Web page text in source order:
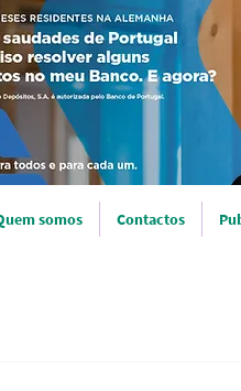
somos Contactos